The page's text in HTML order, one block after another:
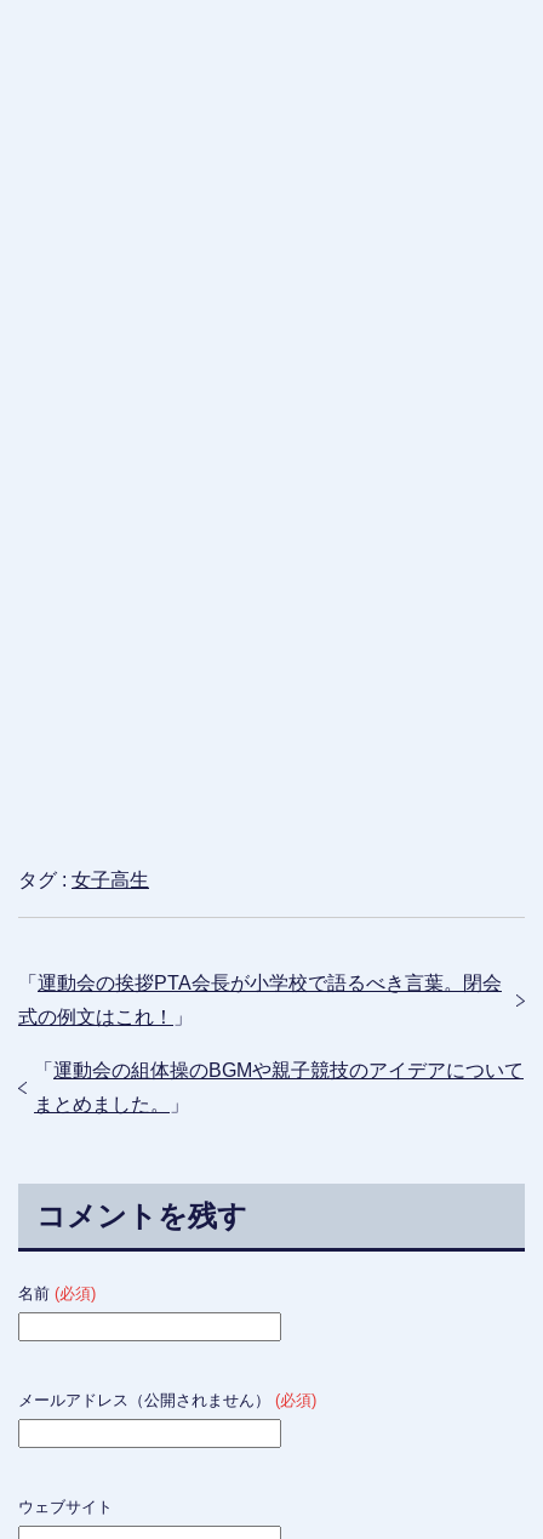
タグ : 女子高生
「 運動会の挨拶PTA会長が小学校で語るべき言葉。閉会
式の例文はこれ！
」
「 運動会の組体操のBGMや親子競技のアイデアについて
まとめました。
」
コメントを残す
名前 (必須)
メールアドレス（公開されません） (必須)
ウェブサイト